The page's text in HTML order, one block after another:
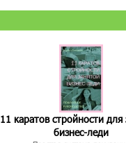
11 каратов стройности для
бизнес-леди